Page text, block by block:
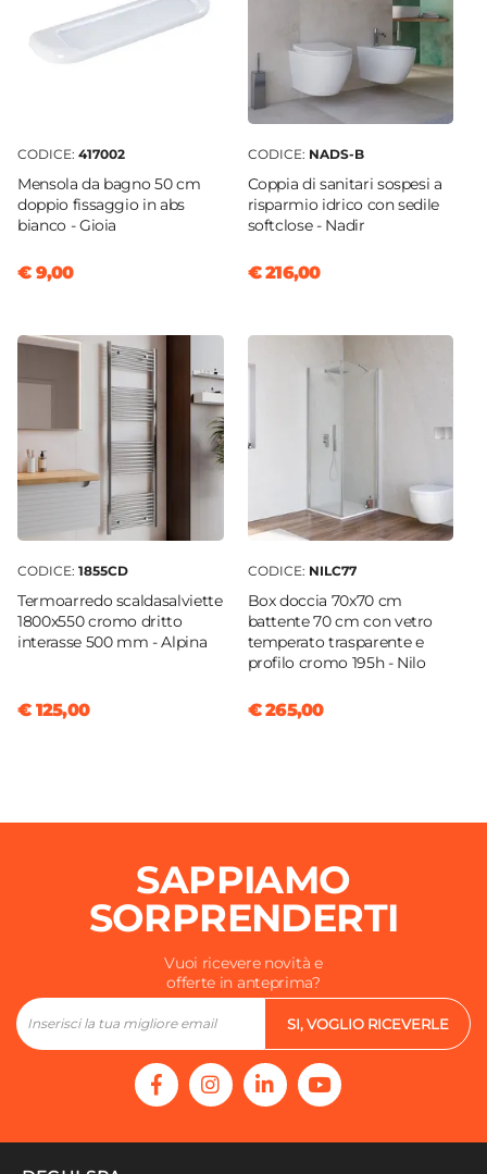
CODICE: 417002
Mensola da bagno 50 cm
doppio fissaggio in abs
bianco - Gioia
€ 9,00
CODICE: NADS-B
Coppia di sanitari sospesi a
risparmio idrico con sedile
softclose - Nadir
€ 216,00
CODICE: 1855CD
Termoarredo scaldasalviette
1800x550 cromo dritto
interasse 500 mm - Alpina
€ 125,00
CODICE: NILC77
Box doccia 70x70 cm
battente 70 cm con vetro
temperato trasparente e
profilo cromo 195h - Nilo
€ 265,00
SAPPIAMO
SORPRENDERTI
Vuoi ricevere novità e
offerte in anteprima?
SI, VOGLIO RICEVERLE